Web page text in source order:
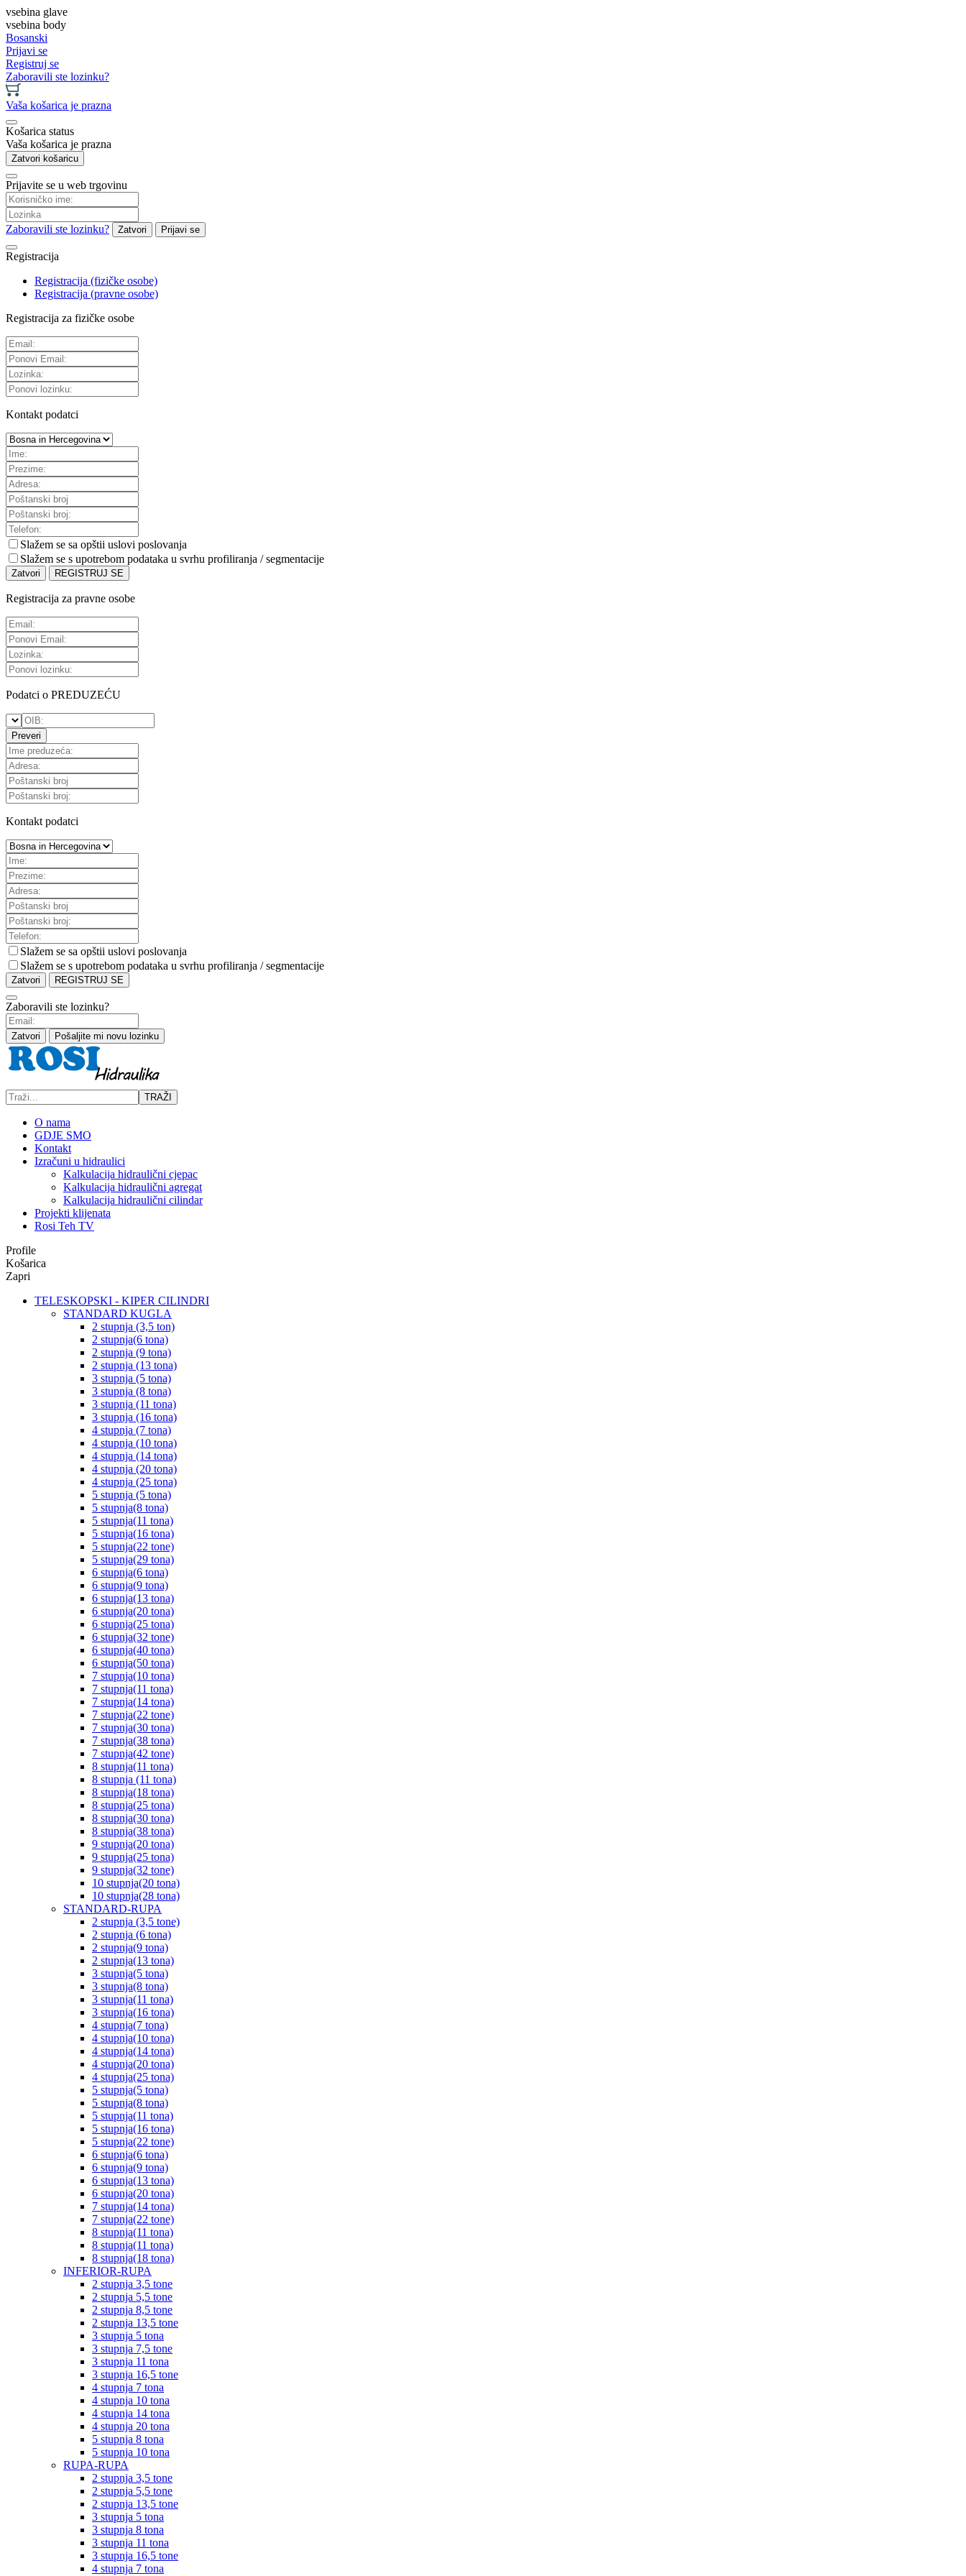
vsebina glave
vsebina body
Bosanski
Prijavi se
Registruj se
Zaboravili ste lozinku?
Vaša košarica je prazna
Košarica status
Vaša košarica je prazna
Zatvori košaricu
Prijavite se u web trgovinu
Zaboravili ste lozinku? Zatvori Prijavi se
Registracija
Registracija (fizičke osobe)
Registracija (pravne osobe)
Registracija za fizičke osobe
Kontakt podatci
Slažem se sa opštii uslovi poslovanja
Slažem se s upotrebom podataka u svrhu profiliranja / segmentacije
Zatvori REGISTRUJ SE
Registracija za pravne osobe
Podatci o PREDUZEĆU
Preveri
Kontakt podatci
Slažem se sa opštii uslovi poslovanja
Slažem se s upotrebom podataka u svrhu profiliranja / segmentacije
Zatvori REGISTRUJ SE
Zaboravili ste lozinku?
Zatvori Pošaljite mi novu lozinku
TRAŽI
O nama
GDJE SMO
Kontakt
Izračuni u hidraulici
Kalkulacija hidraulični cjepac
Kalkulacija hidraulični agregat
Kalkulacija hidraulični cilindar
Projekti klijenata
Rosi Teh TV
Profile
Košarica
Zapri
TELESKOPSKI - KIPER CILINDRI
STANDARD KUGLA
2 stupnja (3,5 ton)
2 stupnja(6 tona)
2 stupnja (9 tona)
2 stupnja (13 tona)
3 stupnja (5 tona)
3 stupnja (8 tona)
3 stupnja (11 tona)
3 stupnja (16 tona)
4 stupnja (7 tona)
4 stupnja (10 tona)
4 stupnja (14 tona)
4 stupnja (20 tona)
4 stupnja (25 tona)
5 stupnja (5 tona)
5 stupnja(8 tona)
5 stupnja(11 tona)
5 stupnja(16 tona)
5 stupnja(22 tone)
5 stupnja(29 tona)
6 stupnja(6 tona)
6 stupnja(9 tona)
6 stupnja(13 tona)
6 stupnja(20 tona)
6 stupnja(25 tona)
6 stupnja(32 tone)
6 stupnja(40 tona)
6 stupnja(50 tona)
7 stupnja(10 tona)
7 stupnja(11 tona)
7 stupnja(14 tona)
7 stupnja(22 tone)
7 stupnja(30 tona)
7 stupnja(38 tona)
7 stupnja(42 tone)
8 stupnja(11 tona)
8 stupnja (11 tona)
8 stupnja(18 tona)
8 stupnja(25 tona)
8 stupnja(30 tona)
8 stupnja(38 tona)
9 stupnja(20 tona)
9 stupnja(25 tona)
9 stupnja(32 tone)
10 stupnja(20 tona)
10 stupnja(28 tona)
STANDARD-RUPA
2 stupnja (3,5 tone)
2 stupnja (6 tona)
2 stupnja(9 tona)
2 stupnja(13 tona)
3 stupnja(5 tona)
3 stupnja(8 tona)
3 stupnja(11 tona)
3 stupnja(16 tona)
4 stupnja(7 tona)
4 stupnja(10 tona)
4 stupnja(14 tona)
4 stupnja(20 tona)
4 stupnja(25 tona)
5 stupnja(5 tona)
5 stupnja(8 tona)
5 stupnja(11 tona)
5 stupnja(16 tona)
5 stupnja(22 tone)
6 stupnja(6 tona)
6 stupnja(9 tona)
6 stupnja(13 tona)
6 stupnja(20 tona)
7 stupnja(14 tona)
7 stupnja(22 tone)
8 stupnja(11 tona)
8 stupnja(11 tona)
8 stupnja(18 tona)
INFERIOR-RUPA
2 stupnja 3,5 tone
2 stupnja 5,5 tone
2 stupnja 8,5 tone
2 stupnja 13,5 tone
3 stupnja 5 tona
3 stupnja 7,5 tone
3 stupnja 11 tona
3 stupnja 16,5 tone
4 stupnja 7 tona
4 stupnja 10 tona
4 stupnja 14 tona
4 stupnja 20 tona
5 stupnja 8 tona
5 stupnja 10 tona
RUPA-RUPA
2 stupnja 3,5 tone
2 stupnja 5,5 tone
2 stupnja 13,5 tone
3 stupnja 5 tona
3 stupnja 8 tona
3 stupnja 11 tona
3 stupnja 16,5 tone
4 stupnja 7 tona